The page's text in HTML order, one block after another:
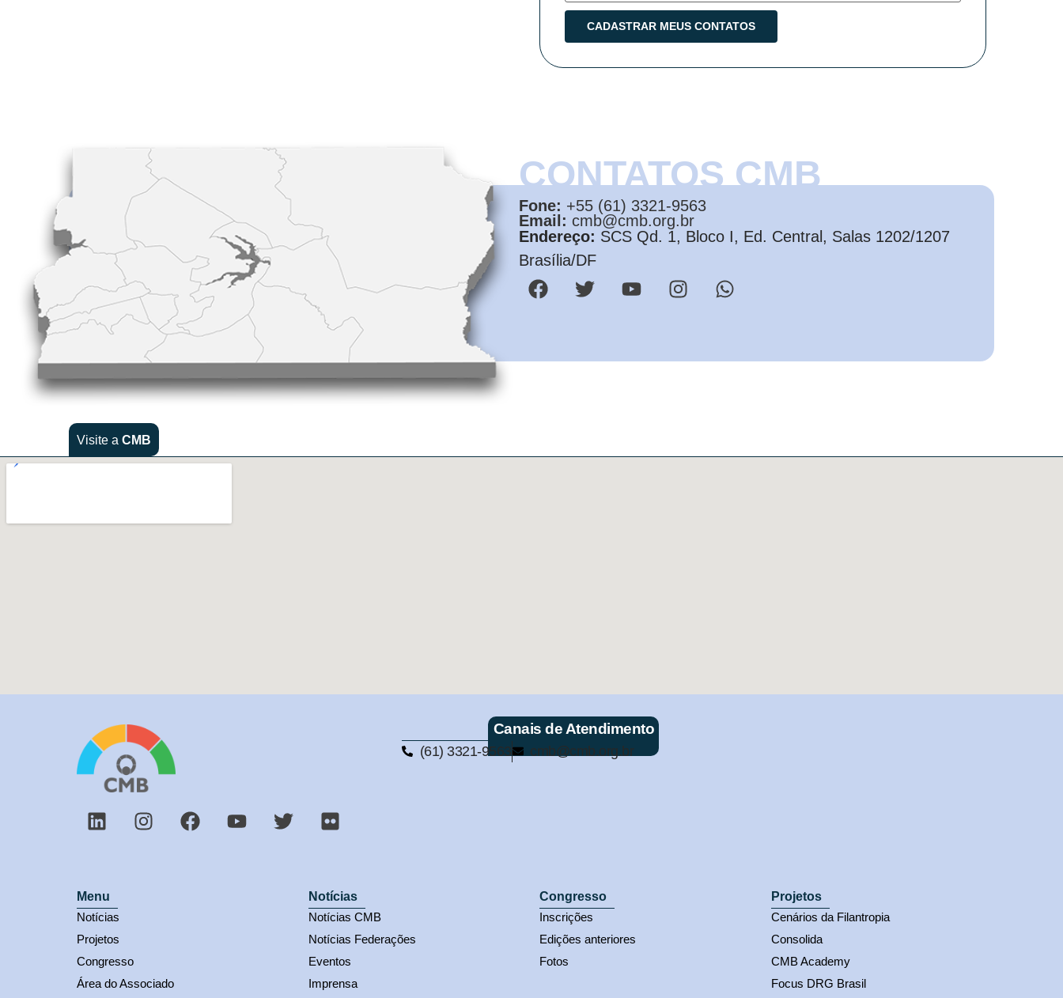
CONTATOS CMB
Fone: +55 (61) 3321-9563
Email: cmb@cmb.org.br
Endereço: SCS Qd. 1, Bloco I, Ed. Central, Salas 1202/1207
Brasília/DF
Visite a CMB
Canais de Atendimento
(61) 3321-9563 cmb@cmb.org.br
Menu
Notícias
Projetos
Congresso
Área do Associado
Notícias
Notícias CMB
Notícias Federações
Eventos
Imprensa
Congresso
Inscrições
Edições anteriores
Fotos
Projetos
Cenários da Filantropia
Consolida
CMB Academy
Focus DRG Brasil